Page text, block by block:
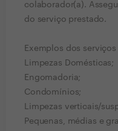
colaborador(a).
do serviço prestado.
Exemplos dos
Limpezas Domésticas;
Engomadoria;
Condomínios;
Limpezas verticais/
Pequenas, médias e